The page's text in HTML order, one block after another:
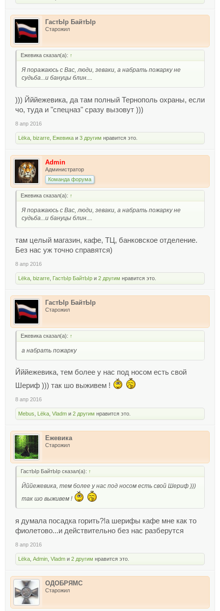
ГастЫр БайтЫр
Старожил
Ежевика сказал(а): ↑
Я поражаюсь с Вас, люди, зеваки, а набрать пожарку не
судьба...и бануцы блин....
))) Йййежевика, да там полный Тернополь охраны, если
чо, туда и "спецназ" сразу вызовут )))
8 апр 2016
Lёka bizarre Ежевика и 3 другим нравится это.
Admin
Администратор
Команда форума
Ежевика сказал(а): ↑
Я поражаюсь с Вас, люди, зеваки, а набрать пожарку не
судьба...и бануцы блин....
там целый магазин, кафе, ТЦ, банковское отделение.
Без нас уж точно справятся)
8 апр 2016
Lёka bizarre ГастЫр БайтЫр и 2 другим нравится это.
ГастЫр БайтЫр
Старожил
Ежевика сказал(а): ↑
а набрать пожарку
Йййежевика, тем более у нас под носом есть свой
Шериф ))) так шо выживем !
8 апр 2016
Mebus Lёka Vladm и 2 другим нравится это.
Ежевика
Старожил
ГастЫр БайтЫр сказал(а): ↑
Йййежевика, тем более у нас под носом есть свой Шериф )))
так шо выживем !
я думала посадка горить?!а шерифы кафе мне как то
фиолетово...и действительно без нас разберутся
8 апр 2016
Lёka Admin Vladm и 2 другим нравится это.
ОДОБРЯМС
Старожил